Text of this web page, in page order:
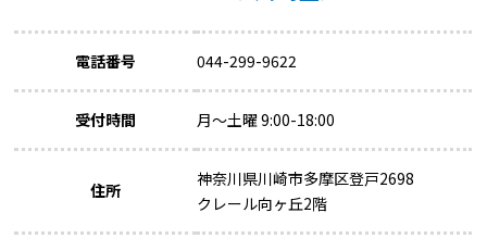
電話番号 044-299-9622
受付時間 月～土曜 9:00-18:00
住所
神奈川県川崎市多摩区登戸2698
クレール向ヶ丘2階